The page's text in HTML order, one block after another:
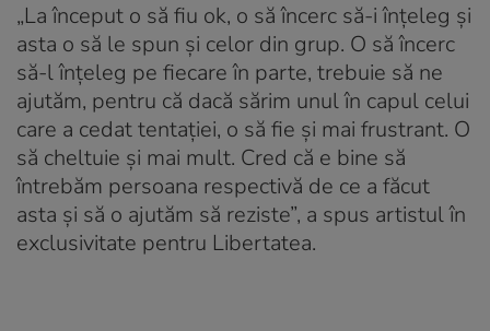
„La început o să fiu ok, o să încerc să-i înțeleg și
asta o să le spun și celor din grup. O să încerc
să-l înțeleg pe fiecare în parte, trebuie să ne
ajutăm, pentru că dacă sărim unul în capul celui
care a cedat tentației, o să fie și mai frustrant. O
să cheltuie și mai mult. Cred că e bine să
întrebăm persoana respectivă de ce a făcut
asta și să o ajutăm să reziste”, a spus artistul în
exclusivitate pentru Libertatea.